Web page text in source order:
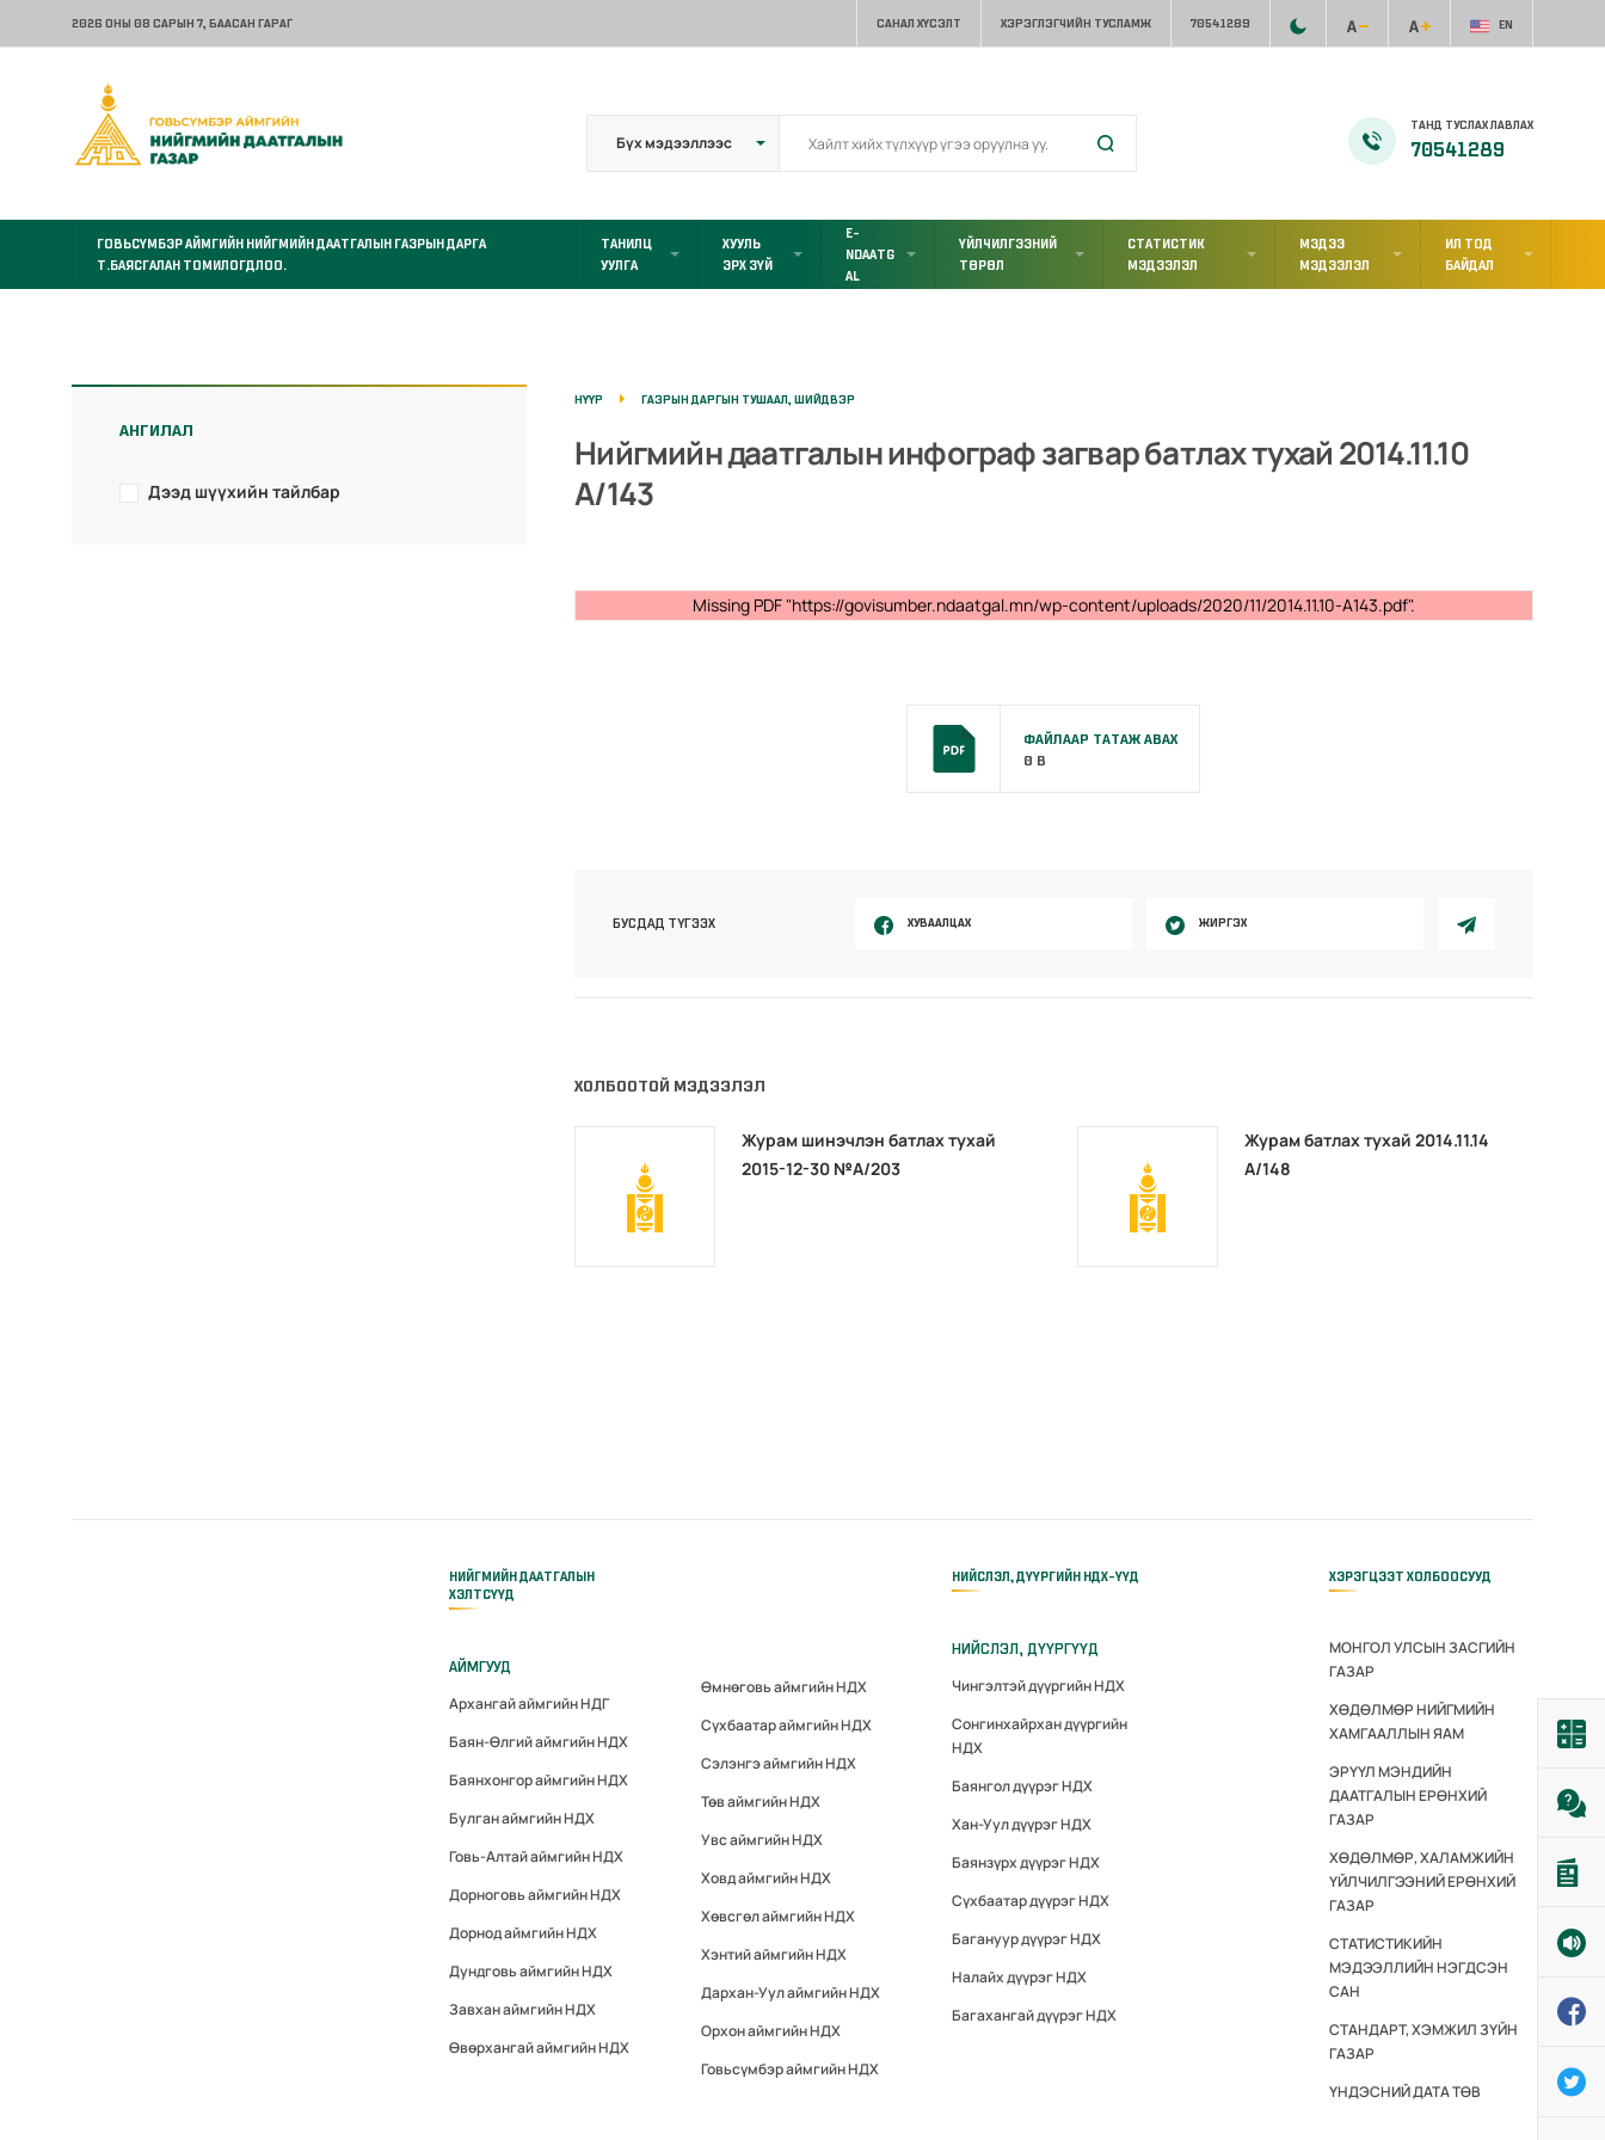
2026 ОНЫ 08 САРЫН 7, БААСАН ГАРАГ САНАЛ ХҮСЭЛТ ХЭРЭГЛЭГЧИЙН ТУСЛАМЖ 70541289 EN
ТАНД ТУСЛАХ ЛАВЛАХ
70541289
ГОВЬСҮМБЭР АЙМГИЙН НИЙГМИЙН ДААТГАЛЫН ГАЗРЫН ДАРГА
Т.БАЯСГАЛАН ТОМИЛОГДЛОО.
ТАНИЛЦ
УУЛГА
ХУУЛЬ
ЭРХ ЗҮЙ
E-
NDAATG
AL
ҮЙЛЧИЛГЭЭНИЙ
ТӨРӨЛ
СТАТИСТИК
МЭДЭЭЛЭЛ
МЭДЭЭ
МЭДЭЭЛЭЛ
ИЛ ТОД
БАЙДАЛ
АНГИЛАЛ
Дээд шүүхийн тайлбар
НҮҮР ГАЗРЫН ДАРГЫН ТУШААЛ, ШИЙДВЭР
Нийгмийн даатгалын инфограф загвар батлах тухай 2014.11.10
А/143
Missing PDF "https://govisumber.ndaatgal.mn/wp-content/uploads/2020/11/2014.11.10-A143.pdf".
ФАЙЛААР ТАТАЖ АВАХ
0 B
БУСДАД ТҮГЭЭХ ХУВААЛЦАХ ЖИРГЭХ
ХОЛБООТОЙ МЭДЭЭЛЭЛ
Журам шинэчлэн батлах тухай
2015-12-30 №А/203
Журам батлах тухай 2014.11.14
А/148
НИЙГМИЙН ДААТГАЛЫН
ХЭЛТСҮҮД
АЙМГУУД
Архангай аймгийн НДГ
Баян-Өлгий аймгийн НДХ
Баянхонгор аймгийн НДХ
Булган аймгийн НДХ
Говь-Алтай аймгийн НДХ
Дорноговь аймгийн НДХ
Дорнод аймгийн НДХ
Дундговь аймгийн НДХ
Завхан аймгийн НДХ
Өвөрхангай аймгийн НДХ
Өмнөговь аймгийн НДХ
Сүхбаатар аймгийн НДХ
Сэлэнгэ аймгийн НДХ
Төв аймгийн НДХ
Увс аймгийн НДХ
Ховд аймгийн НДХ
Хөвсгөл аймгийн НДХ
Хэнтий аймгийн НДХ
Дархан-Уул аймгийн НДХ
Орхон аймгийн НДХ
Говьсүмбэр аймгийн НДХ
НИЙСЛЭЛ, ДҮҮРГИЙН НДХ-ҮҮД
НИЙСЛЭЛ, ДҮҮРГҮҮД
Чингэлтэй дүүргийн НДХ
Сонгинхайрхан дүүргийн
НДХ
Баянгол дүүрэг НДХ
Хан-Уул дүүрэг НДХ
Баянзүрх дүүрэг НДХ
Сүхбаатар дүүрэг НДХ
Багануур дүүрэг НДХ
Налайх дүүрэг НДХ
Багахангай дүүрэг НДХ
ХЭРЭГЦЭЭТ ХОЛБООСУУД
МОНГОЛ УЛСЫН ЗАСГИЙН
ГАЗАР
ХӨДӨЛМӨР НИЙГМИЙН
ХАМГААЛЛЫН ЯАМ
ЭРҮҮЛ МЭНДИЙН
ДААТГАЛЫН ЕРӨНХИЙ
ГАЗАР
ХӨДӨЛМӨР, ХАЛАМЖИЙН
ҮЙЛЧИЛГЭЭНИЙ ЕРӨНХИЙ
ГАЗАР
СТАТИСТИКИЙН
МЭДЭЭЛЛИЙН НЭГДСЭН
САН
СТАНДАРТ, ХЭМЖИЛ ЗҮЙН
ГАЗАР
ҮНДЭСНИЙ ДАТА ТӨВ